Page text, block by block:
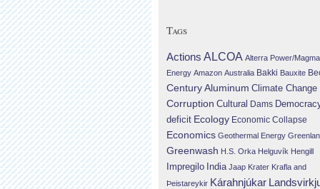
Tags
Actions ALCOA Alterra Power/Magma
Energy Amazon Australia Bakki Bauxite
Century Aluminum Climate Change
Corruption Cultural Dams
deficit Ecology Economic Collapse
Economics Geothermal Energy
Greenwash H.S. Orka Helguvík Hengill
Impregilo India Jaap Krater Krafla and
Þeistareykir Kárahnjúkar